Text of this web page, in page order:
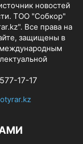
новостей
ТОО "Собкор"
Все права на
защищены в
международным
17-17